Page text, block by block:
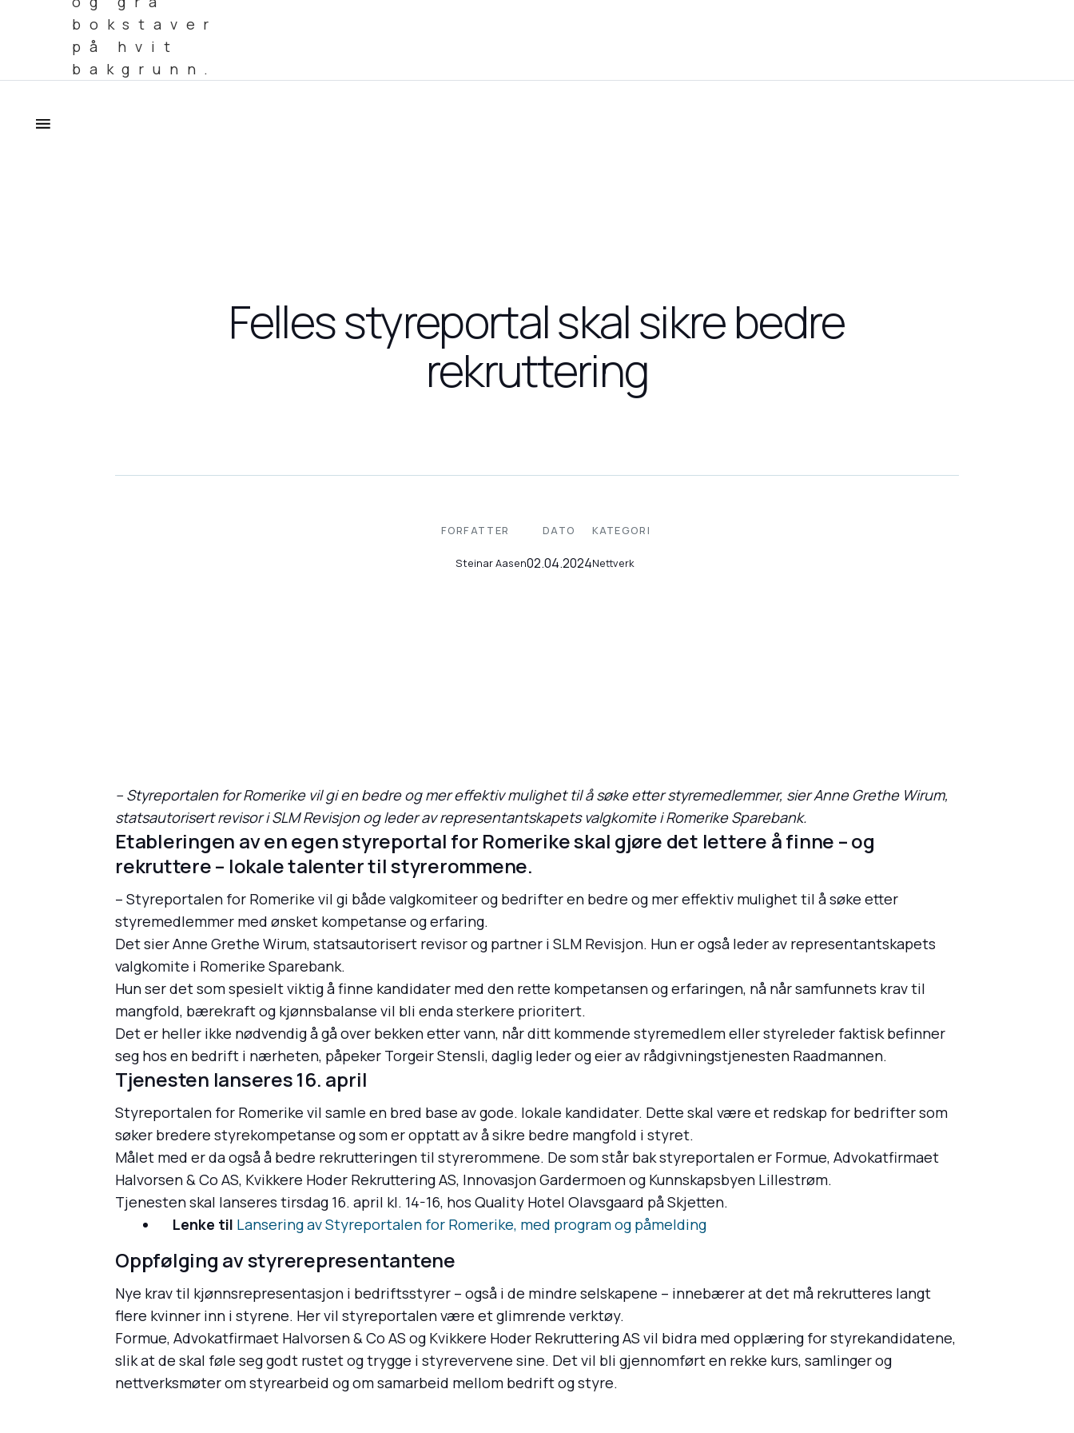
Felles styreportal skal sikre bedre
rekruttering
FORFATTER
Steinar Aasen
DATO
02.04.2024
KATEGORI
Nettverk
– Styreportalen for Romerike vil gi en bedre og mer effektiv mulighet til å søke etter styremedlemmer, sier Anne Grethe Wirum,
statsautorisert revisor i SLM Revisjon og leder av representantskapets valgkomite i Romerike Sparebank.
Etableringen av en egen styreportal for Romerike skal gjøre det lettere å finne – og
rekruttere – lokale talenter til styrerommene.
– Styreportalen for Romerike vil gi både valgkomiteer og bedrifter en bedre og mer effektiv mulighet til å søke etter
styremedlemmer med ønsket kompetanse og erfaring.
Det sier Anne Grethe Wirum, statsautorisert revisor og partner i SLM Revisjon. Hun er også leder av representantskapets
valgkomite i Romerike Sparebank.
Hun ser det som spesielt viktig å finne kandidater med den rette kompetansen og erfaringen, nå når samfunnets krav til
mangfold, bærekraft og kjønnsbalanse vil bli enda sterkere prioritert.
Det er heller ikke nødvendig å gå over bekken etter vann, når ditt kommende styremedlem eller styreleder faktisk befinner
seg hos en bedrift i nærheten, påpeker Torgeir Stensli, daglig leder og eier av rådgivningstjenesten Raadmannen.
Tjenesten lanseres 16. april
Styreportalen for Romerike vil samle en bred base av gode. lokale kandidater. Dette skal være et redskap for bedrifter som
søker bredere styrekompetanse og som er opptatt av å sikre bedre mangfold i styret.
Målet med er da også å bedre rekrutteringen til styrerommene. De som står bak styreportalen er Formue, Advokatfirmaet
Halvorsen & Co AS, Kvikkere Hoder Rekruttering AS, Innovasjon Gardermoen og Kunnskapsbyen Lillestrøm.
Tjenesten skal lanseres tirsdag 16. april kl. 14-16, hos Quality Hotel Olavsgaard på Skjetten.
Lenke til Lansering av Styreportalen for Romerike, med program og påmelding
Oppfølging av styrerepresentantene
Nye krav til kjønnsrepresentasjon i bedriftsstyrer – også i de mindre selskapene – innebærer at det må rekrutteres langt
flere kvinner inn i styrene. Her vil styreportalen være et glimrende verktøy.
Formue, Advokatfirmaet Halvorsen & Co AS og Kvikkere Hoder Rekruttering AS vil bidra med opplæring for styrekandidatene,
slik at de skal føle seg godt rustet og trygge i styrevervene sine. Det vil bli gjennomført en rekke kurs, samlinger og
nettverksmøter om styrearbeid og om samarbeid mellom bedrift og styre.